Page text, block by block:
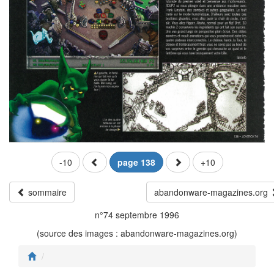
-10 page 138 +10
sommaire
abandonware-magazines.org
n°74 septembre 1996
(source des images : abandonware-magazines.org)